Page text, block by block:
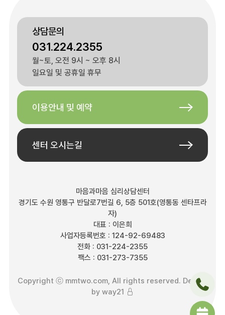
마음과마음 심리상담센터
경기도 수원 영통구 반달로7번길 6, 5층 501호(영통동 센타프라
자)
대표 : 이은희
사업자등록번호 : 124-92-69483
전화 : 031-224-2355
팩스 : 031-273-7355
Copyright ⓒ mmtwo.com, All rights reserved. Design
by way21
상담문의
031.224.2355
월~토, 오전 9시 ~ 오후 8시
일요일 및 공휴일 휴무
이용안내 및 예약
센터 오시는길